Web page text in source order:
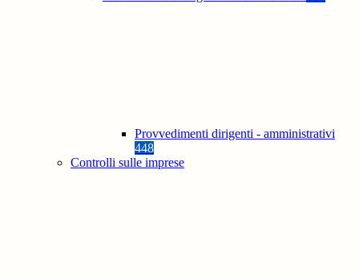
Provvedimenti dirigenti - amministrativi
448
Controlli sulle imprese